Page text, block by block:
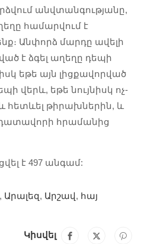
անվտանգությանը,
համարվում է
Անփորձ մարդը ավելի
է ձգել աղեղը դեպի
եթե այն լիցքավորված
վերև, եթե նույնիսկ ոչ-
և հետևել թիրախներին, և
դատավորի հրամանից
է 497 անգամ:
, Արալեզ, Արշավ, հայ
Կիսվել